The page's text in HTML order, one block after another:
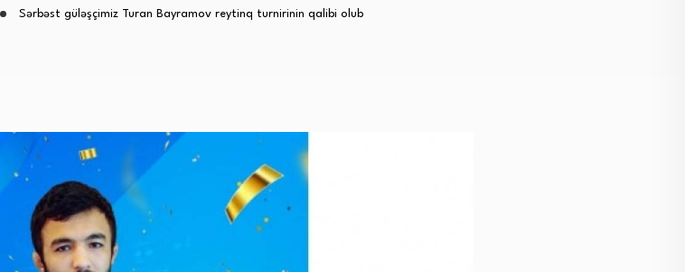
Sərbəst güləşçimiz Turan Bayramov reytinq turnirinin qalibi olub